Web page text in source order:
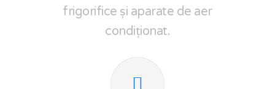
frigorifice și aparate de aer
condiționat.